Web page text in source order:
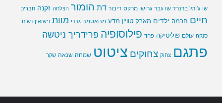
שו ג'ורג' ברנרד שו גבר גרושו מרקס דיבור דת הומור הצלחה זקנה חברים
חיים חכמה ילדים מארק טוויין מדע מהאטמה גנדי מוות נישואין נשים
סנקה עולם פוליטיקה פחד פילוסופיה פרידריך ניטשה
פתגם צחוק צחוקים ציטוט שמחה שנאה שקר